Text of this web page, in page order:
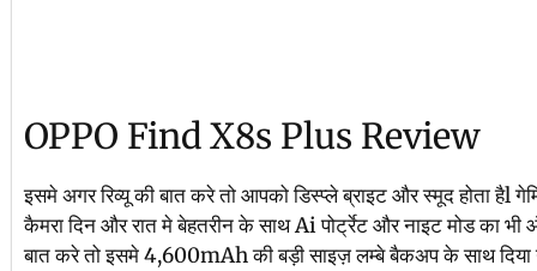
OPPO Find X8s Plus Review
इसमे अगर रिव्यू की बात करे तो आपको डिस्प्ले ब्राइट और स्मूद होता हैl
कैमरा दिन और रात मे बेहतरीन के साथ Ai पोर्ट्रेट और नाइट मोड का
बात करे तो इसमे 4,600mAh की बड़ी साइज़ लम्बे बैकअप के साथ दिया